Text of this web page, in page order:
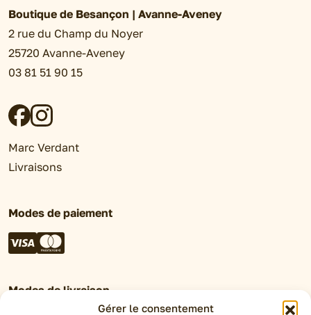
Gérer le consentement
Boutique de Besançon | Avanne-Aveney
2 rue du Champ du Noyer
25720 Avanne-Aveney
03 81 51 90 15
Marc Verdant
Livraisons
Modes de paiement
Modes de livraison